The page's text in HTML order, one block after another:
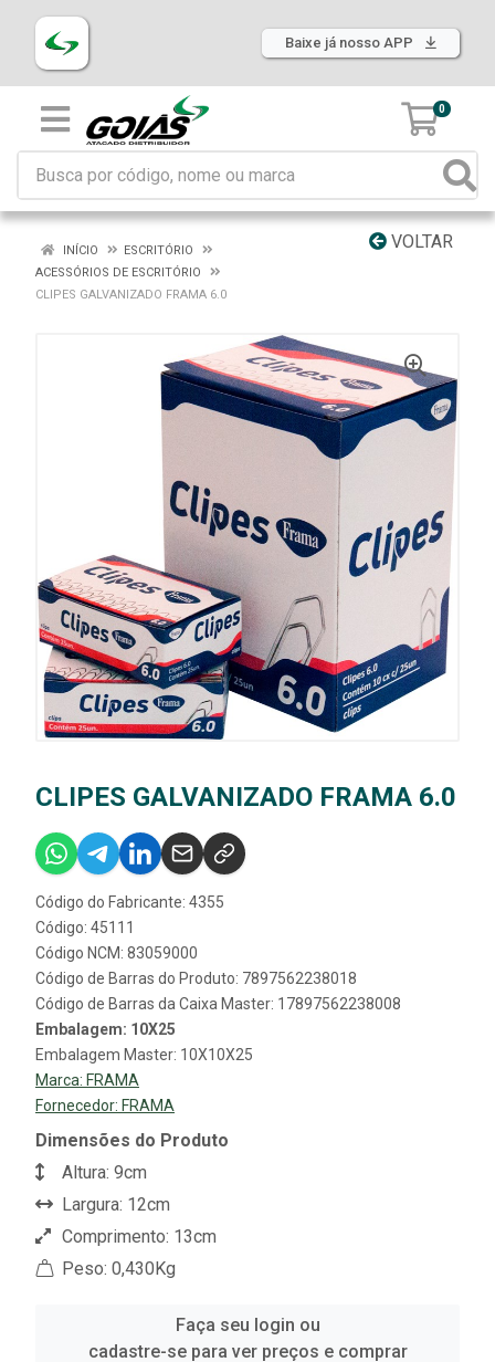
Baixe já nosso APP
0
VOLTAR
INÍCIO
ESCRITÓRIO
ACESSÓRIOS DE ESCRITÓRIO
CLIPES GALVANIZADO FRAMA 6.0
CLIPES GALVANIZADO FRAMA 6.0
Código do Fabricante: 4355
Código: 45111
Código NCM: 83059000
Código de Barras do Produto: 7897562238018
Código de Barras da Caixa Master: 17897562238008
Embalagem: 10X25
Embalagem Master: 10X10X25
Marca: FRAMA
Fornecedor: FRAMA
Dimensões do Produto
Altura: 9cm
Largura: 12cm
Comprimento: 13cm
Peso: 0,430Kg
Faça seu login ou
cadastre-se para ver preços e comprar